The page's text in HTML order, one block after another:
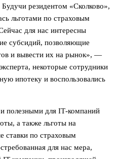
резидентом «Сколково»,
льготами по страховым
для нас интересны
субсидий, позволяющие
и вывести их на рынок», —
некоторые сотрудники
ипотеку и воспользовались
полезными для IТ-компаний
а также льготы на
ставки по страховым
для нас мера,